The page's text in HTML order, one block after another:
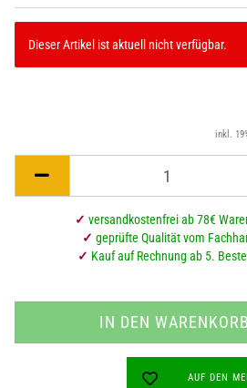
Dieser Artikel ist aktuell nicht verfügbar.
inkl.
✓ versandkostenfrei ab 78€
✓ geprüfte Qualität vom
✓ Kauf auf Rechnung ab 5.
AUF DEN